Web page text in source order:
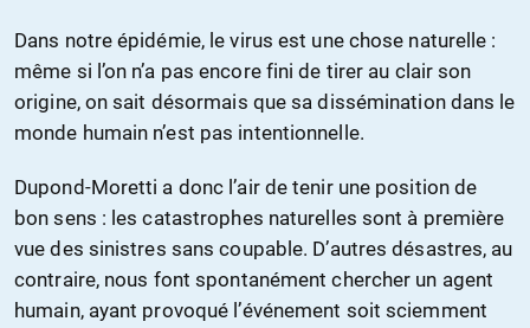
Dans notre épidémie, le virus est une chose naturelle :
même si l’on n’a pas encore fini de tirer au clair son
origine, on sait désormais que sa dissémination dans le
monde humain n’est pas intentionnelle.
Dupond-Moretti a donc l’air de tenir une position de
bon sens : les catastrophes naturelles sont à première
vue des sinistres sans coupable. D’autres désastres, au
contraire, nous font spontanément chercher un agent
humain, ayant provoqué l’événement soit sciemment